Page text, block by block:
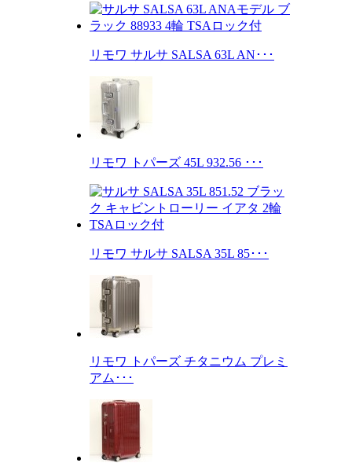
リモワ サルサ SALSA 63L AN･･･
リモワ トパーズ 45L 932.56 ･･･
リモワ サルサ SALSA 35L 85･･･
リモワ トパーズ チタニウム プレミ
アム･･･